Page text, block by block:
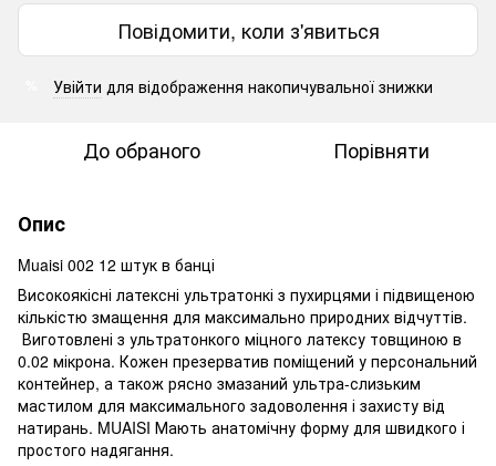
Повідомити, коли з'явиться
Увійти для відображення накопичувальної знижки
До обраного Порівняти
Опис
Muaisi 002 12 штук в банці
Високоякісні латексні ультратонкі з пухирцями і підвищеною
кількістю змащення для максимально природних відчуттів.
Виготовлені з ультратонкого міцного латексу товщиною в
0.02 мікрона. Кожен презерватив поміщений у персональний
контейнер, а також рясно змазаний ультра-слизьким
мастилом для максимального задоволення і захисту від
натирань. MUAISI Мають анатомічну форму для швидкого і
простого надягання.